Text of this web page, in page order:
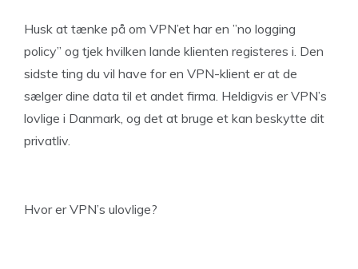
Husk at tænke på om VPN’et har en ”no logging
policy” og tjek hvilken lande klienten registeres i. Den
sidste ting du vil have for en VPN-klient er at de
sælger dine data til et andet firma. Heldigvis er VPN’s
lovlige i Danmark, og det at bruge et kan beskytte dit
privatliv.
Hvor er VPN’s ulovlige?